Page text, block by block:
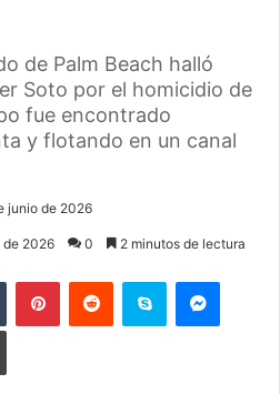
de Palm Beach halló
Soto por el homicidio de
fue encontrado
y flotando en un canal
junio de 2026
de 2026 0 2 minutos de lectura